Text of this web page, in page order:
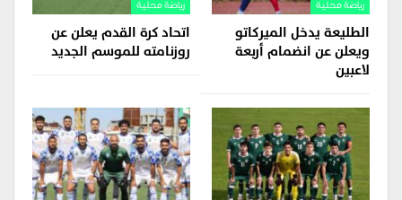
رياضة محلية
الطليعة يدخل الميركاتو
ويعلن عن انضمام أربعة
لاعبين
رياضة محلية
اتحاد كرة القدم يعلن عن
روزنامته للموسم الجديد